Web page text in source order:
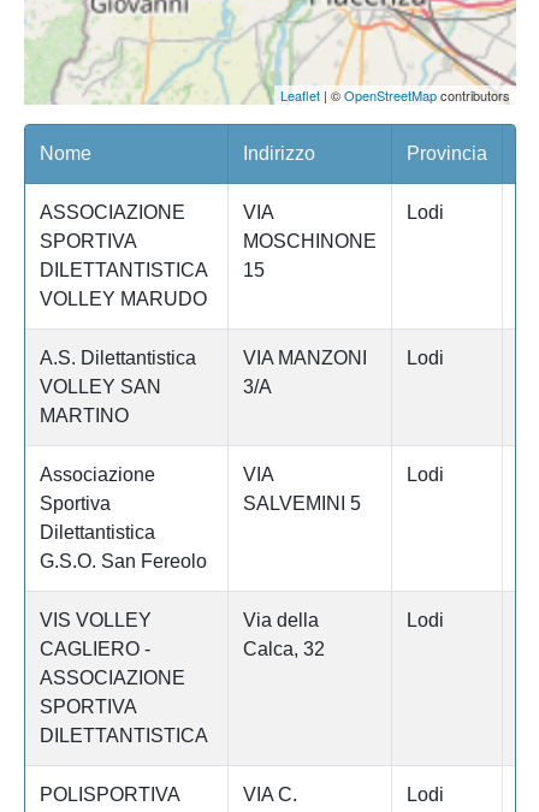
Leaflet| ©OpenStreetMapcontributors
Nome Indirizzo Provincia
ASSOCIAZIONE
SPORTIVA
DILETTANTISTICA
VOLLEY MARUDO
VIA
MOSCHINONE
15
Lodi
A.S. Dilettantistica
VOLLEY SAN
MARTINO
VIA MANZONI
3/A
Lodi
Associazione
Sportiva
Dilettantistica
G.S.O. San Fereolo
VIA
SALVEMINI 5
Lodi
VIS VOLLEY
CAGLIERO -
ASSOCIAZIONE
SPORTIVA
DILETTANTISTICA
Via della
Calca, 32
Lodi
POLISPORTIVA
VIA C.
Lodi